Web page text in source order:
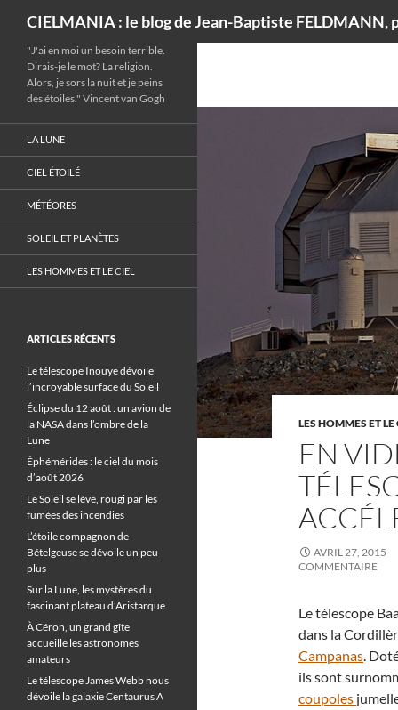
CIELMANIA : le blog de Jean-Baptiste FELDMANN,
LES HOMMES ET LE
EN
AVRIL 27, 2015
COMMENTAIRE
Le télescope
dans la
Campanas.
ils sont
coupoles
"J'ai en moi un besoin terrible.
Dirais-je le mot? La religion.
Alors, je sors la nuit et je peins
des étoiles." Vincent van Gogh
LA LUNE
CIEL ÉTOILÉ
MÉTÉORES
SOLEIL ET PLANÈTES
LES HOMMES ET LE CIEL
ARTICLES RÉCENTS
Le télescope Inouye dévoile
l’incroyable surface du Soleil
Éclipse du 12 août : un avion de
la NASA dans l’ombre de la
Lune
Éphémérides : le ciel du mois
d’août 2026
Le Soleil se lève, rougi par les
fumées des incendies
L’étoile compagnon de
Bételgeuse se dévoile un peu
plus
Sur la Lune, les mystères du
fascinant plateau d’Aristarque
À Céron, un grand gîte
accueille les astronomes
amateurs
Le télescope James Webb nous
dévoile la galaxie Centaurus A